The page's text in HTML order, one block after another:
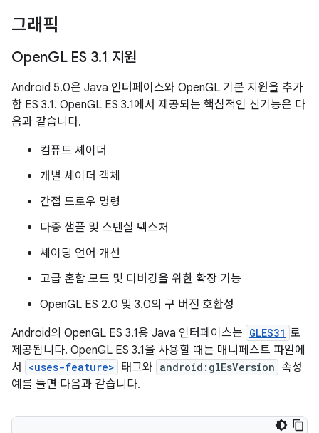
그래픽
OpenGL ES 3.1 지원
Android 5.0은 Java 인터페이스와 OpenGL 기본 지원을 추가
함 ES 3.1. OpenGL ES 3.1에서 제공되는 핵심적인 신기능은 다
음과 같습니다.
컴퓨트 셰이더
개별 셰이더 객체
간접 드로우 명령
다중 샘플 및 스텐실 텍스처
셰이딩 언어 개선
고급 혼합 모드 및 디버깅을 위한 확장 기능
OpenGL ES 2.0 및 3.0의 구 버전 호환성
Android의 OpenGL ES 3.1용 Java 인터페이스는 GLES31 로
제공됩니다. OpenGL ES 3.1을 사용할 때는 매니페스트 파일에
서
<uses-feature> 태그와 android:glEsVersion 속성
예를 들면 다음과 같습니다.